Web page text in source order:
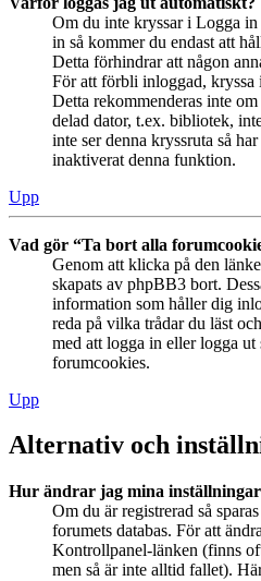
Om du inte kryssar i Logga
in så kommer du endast att
Detta förhindrar att någon
För att förbli inloggad, kryssa
Detta rekommenderas inte
delad dator, t.ex. bibliotek,
inte ser denna kryssruta så
inaktiverat denna funktion.
Upp
Vad gör “Ta bort alla
Genom att klicka på den
skapats av phpBB3 bort.
information som håller dig
reda på vilka trådar du läst
med att logga in eller logga ut
forumcookies.
Upp
Alternativ och
Hur ändrar jag mina
Om du är registrerad så
forumets databas. För att
Kontrollpanel-länken (finns
men så är inte alltid fallet).